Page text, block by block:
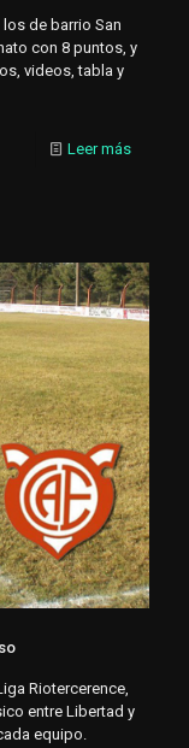
de barrio San
con 8 puntos, y
videos, tabla y
Leer más
Riotercerence,
entre Libertad y
equipo.